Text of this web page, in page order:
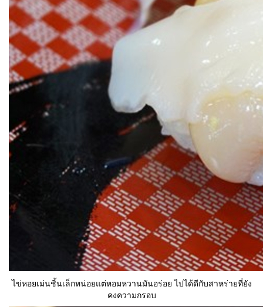
ไข่หอยเม่นชิ้นเล็กหน่อยแต่หอมหวานมันอร่อย ไปได้ดีกับสาหร่ายที่ยัง
คงความกรอบ